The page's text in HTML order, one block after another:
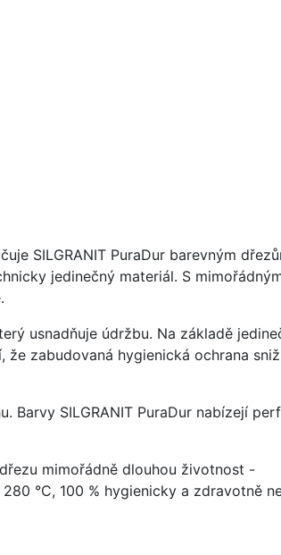
SILGRANIT PuraDur barevným
jedinečný materiál. S
usnadňuje údržbu. Na základě
že zabudovaná hygienická ochrana
Barvy SILGRANIT PuraDur nabízejí
mimořádně dlouhou životnost -
°C, 100 % hygienicky a zdravotně